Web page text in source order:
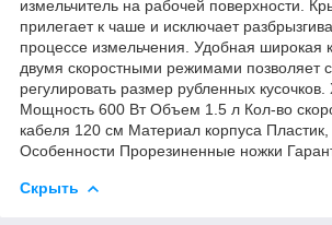
измельчитель на рабочей поверхности.
прилегает к чаше и исключает
процессе измельчения. Удобная широкая
двумя скоростными режимами позволяет
регулировать размер рубленных кусочков.
Мощность 600 Вт Объем 1.5 л Кол-во
кабеля 120 см Материал корпуса
Особенности Прорезиненные ножки
Скрыть